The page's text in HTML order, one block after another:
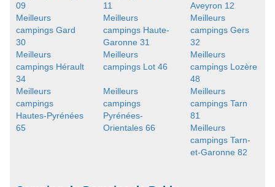
09
11
Aveyron 12
Meilleurs
campings Gard
30
Meilleurs
campings Haute-
Garonne 31
Meilleurs
campings Gers
32
Meilleurs
campings Hérault
34
Meilleurs
campings Lot 46
Meilleurs
campings Lozère
48
Meilleurs
campings
Hautes-Pyrénées
65
Meilleurs
campings
Pyrénées-
Orientales 66
Meilleurs
campings Tarn
81
Meilleurs
campings Tarn-
et-Garonne 82